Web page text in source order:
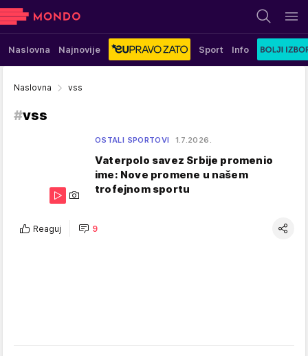
Naslovna Najnovije Sport Info
Naslovna vss
#vss
OSTALI SPORTOVI 1.7.2026.
Vaterpolo savez Srbije promenio
ime: Nove promene u našem
trofejnom sportu
Reaguj 9